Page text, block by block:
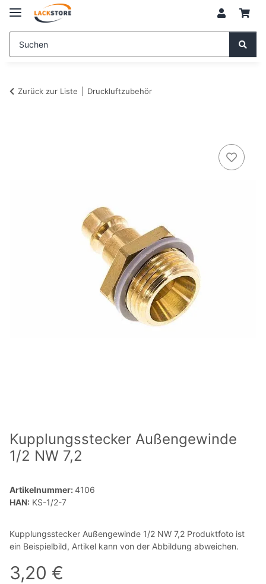
Zurück zur Liste Druckluftzubehör
Kupplungsstecker Außengewinde
1/2 NW 7,2
Artikelnummer:4106
HAN: KS-1/2-7
Kupplungsstecker Außengewinde 1/2 NW 7,2 Produktfoto ist
ein Beispielbild, Artikel kann von der Abbildung abweichen.
3,20 €